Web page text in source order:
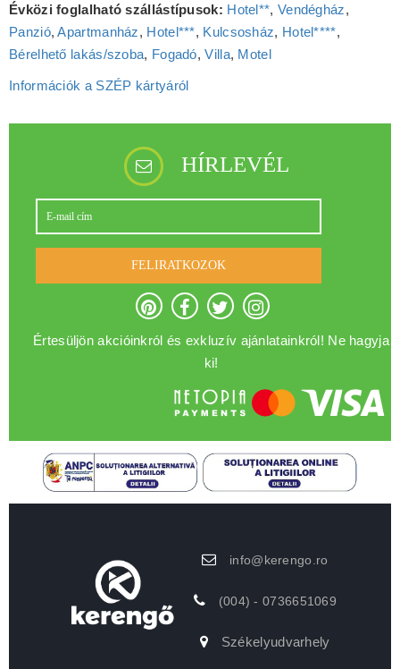
Évközi foglalható szállástípusok: Hotel**, Vendégház,
Panzió,Apartmanház, Hotel***, Kulcsosház, Hotel****,
Bérelhető lakás/szoba, Fogadó,Villa, Motel
Információk a SZÉP kártyáról
HÍRLEVÉL
FELIRATKOZOK
Értesüljön akcióinkról és exkluzív ajánlatainkról! Ne hagyja
ki!
info@kerengo.ro
(004) - 0736651069
Székelyudvarhely